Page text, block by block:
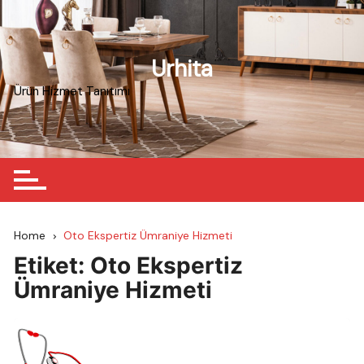
to
content
Urhita
Ürün Hizmet Tanıtımı
Home Oto Ekspertiz Ümraniye Hizmeti
Etiket: Oto Ekspertiz
Ümraniye Hizmeti